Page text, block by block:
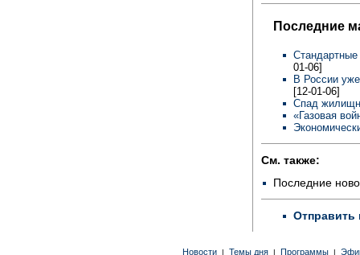
Последние
01-06]
В России
[12-01-06]
Спад
«Газовая
См. также:
Последние
Отправить
Новости | Темы дня | Программы |